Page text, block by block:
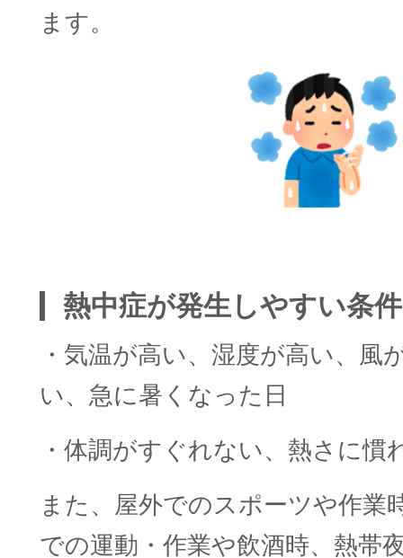
ます。
熱中症が発生しやすい条件
・気温が高い、湿度が高い、風
い、急に暑くなった日
・体調がすぐれない、熱さに慣
また、屋外でのスポーツや作業
での運動・作業や飲酒時、熱帯